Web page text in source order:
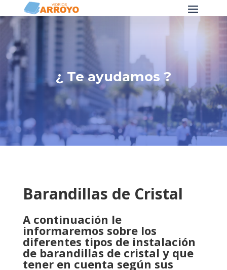
¿ Te ayudamos ?
Barandillas de Cristal
A continuación le
informaremos sobre los
diferentes tipos de instalación
de barandillas de cristal y que
tener en cuenta según sus